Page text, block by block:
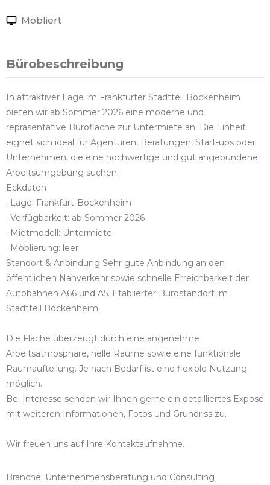
Möbliert
Bürobeschreibung
In attraktiver Lage im Frankfurter Stadtteil Bockenheim
bieten wir ab Sommer 2026 eine moderne und
repräsentative Bürofläche zur Untermiete an. Die Einheit
eignet sich ideal für Agenturen, Beratungen, Start-ups oder
Unternehmen, die eine hochwertige und gut angebundene
Arbeitsumgebung suchen.
Eckdaten
· Lage: Frankfurt-Bockenheim
· Verfügbarkeit: ab Sommer 2026
· Mietmodell: Untermiete
· Möblierung: leer
Standort & Anbindung Sehr gute Anbindung an den
öffentlichen Nahverkehr sowie schnelle Erreichbarkeit der
Autobahnen A66 und A5. Etablierter Bürostandort im
Stadtteil Bockenheim.
Die Fläche überzeugt durch eine angenehme
Arbeitsatmosphäre, helle Räume sowie eine funktionale
Raumaufteilung. Je nach Bedarf ist eine flexible Nutzung
möglich.
Bei Interesse senden wir Ihnen gerne ein detailliertes Exposé
mit weiteren Informationen, Fotos und Grundriss zu.
Wir freuen uns auf Ihre Kontaktaufnahme.
Branche: Unternehmensberatung und Consulting